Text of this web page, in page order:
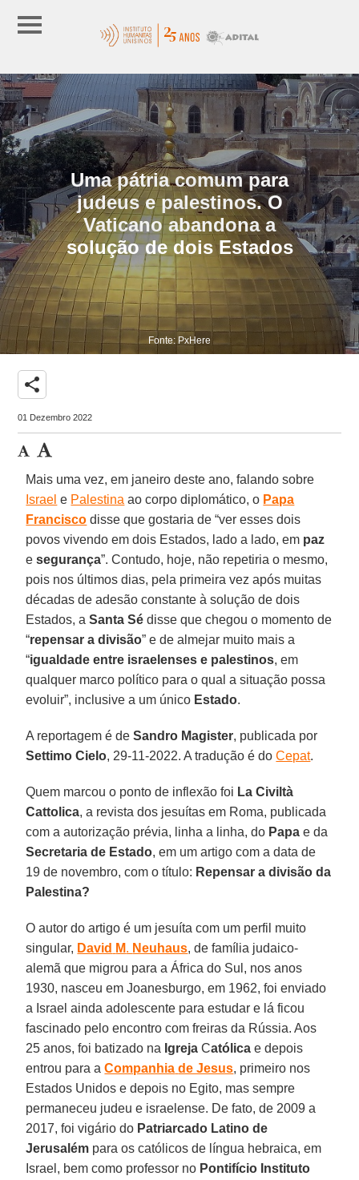
Uma pátria comum para
judeus e palestinos. O
Vaticano abandona a
solução de dois Estados
Fonte: PxHere
share
01 Dezembro 2022
Mais uma vez, em janeiro deste ano, falando sobre
Israel e Palestina ao corpo diplomático, o Papa
Francisco disse que gostaria de “ver esses dois
povos vivendo em dois Estados, lado a lado, em paz
esegurança”. Contudo, hoje, não repetiria o mesmo,
pois nos últimos dias, pela primeira vez após muitas
décadas de adesão constante à solução de dois
Estados, aSanta Sé disse que chegou o momento de
“repensar a divisão” e de almejar muito mais a
“igualdade entre israelenses e palestinos, em
qualquer marco político para o qual a situação possa
evoluir”, inclusive a um único Estado.
A reportagem é deSandro Magister, publicada por
Settimo Cielo, 29-11-2022. A tradução é doCepat.
Quem marcou o ponto de inflexão foi La Civiltà
Cattolica, a revista dos jesuítas em Roma, publicada
com a autorização prévia, linha a linha, do Papa e da
Secretaria de Estado, em um artigo com a data de
19 de novembro, com o título: Repensar a divisão da
Palestina?
O autor do artigo é um jesuíta com um perfil muito
singular, David M. Neuhaus, de família judaico-
alemã que migrou para a África do Sul, nos anos
1930, nasceu em Joanesburgo, em 1962, foi enviado
a Israel ainda adolescente para estudar e lá ficou
fascinado pelo encontro com freiras da Rússia. Aos
25 anos, foi batizado na Igreja Católica e depois
entrou para aCompanhia de Jesus, primeiro nos
Estados Unidos e depois no Egito, mas sempre
permaneceu judeu e israelense. De fato, de 2009 a
2017, foi vigário do Patriarcado Latino de
Jerusalém para os católicos de língua hebraica, em
Israel, bem como professor no Pontifício Instituto